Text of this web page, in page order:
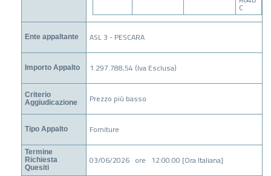
C
Ente appaltante ASL 3 - PESCARA
Importo Appalto 1.297.788,54 (Iva Esclusa)
Criterio
Aggiudicazione
Prezzo più basso
Tipo Appalto Forniture
Termine
Richiesta
Quesiti
03/06/2026 ore 12:00:00 [Ora Italiana]